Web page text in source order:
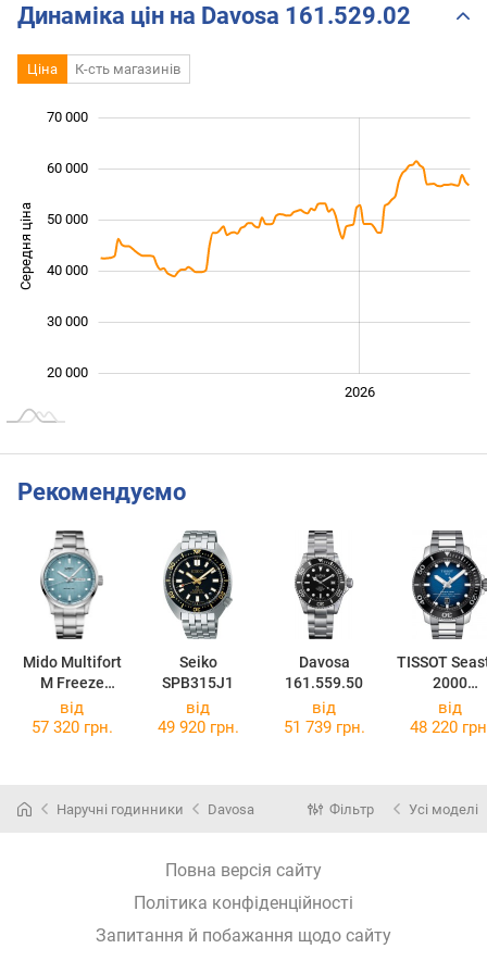
Динаміка цін на Davosa 161.529.02
Ціна К-сть магазинів
Середня ціна
20 000
30 000
40 000
50 000
70 000
60 000
2026
Рекомендуємо
Mido Multifort
M Freeze
M038.430.11.0
41.00
Seiko
SPB315J1
Davosa
161.559.50
TISSOT
2000
Powermatic
від
57 320 грн.
від
49 920 грн.
від
51 739 грн.
від
48 220
Наручні годинники Davosa Фільтр Усі моделі
Повна версія сайту
Політика конфіденційності
Запитання й побажання щодо сайту